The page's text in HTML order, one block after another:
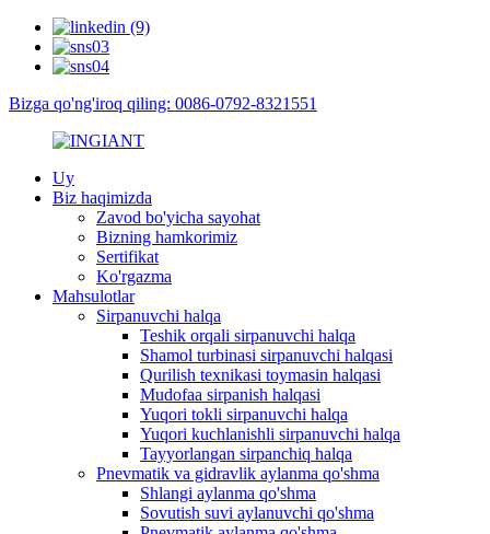
Bizga qo'ng'iroq qiling: 0086-0792-8321551
Uy
Biz haqimizda
Zavod bo'yicha sayohat
Bizning hamkorimiz
Sertifikat
Ko'rgazma
Mahsulotlar
Sirpanuvchi halqa
Teshik orqali sirpanuvchi halqa
Shamol turbinasi sirpanuvchi halqasi
Qurilish texnikasi toymasin halqasi
Mudofaa sirpanish halqasi
Yuqori tokli sirpanuvchi halqa
Yuqori kuchlanishli sirpanuvchi halqa
Tayyorlangan sirpanchiq halqa
Pnevmatik va gidravlik aylanma qo'shma
Shlangi aylanma qo'shma
Sovutish suvi aylanuvchi qo'shma